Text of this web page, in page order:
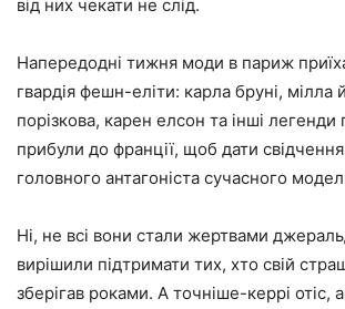
від них чекати не слід.
Напередодні тижня моди в париж
гвардія фешн-еліти: карла бруні, мілла
порізкова, карен елсон та інші легенди
прибули до франції, щоб дати
головного антагоніста сучасного
Ні, не всі вони стали жертвами
вирішили підтримати тих, хто свій
зберігав роками. А точніше-керрі отіс,